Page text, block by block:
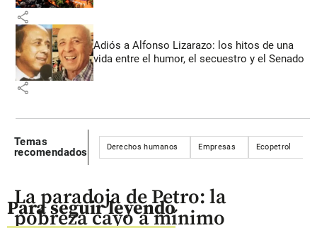
share
Adiós a Alfonso Lizarazo: los hitos de una
vida entre el humor, el secuestro y el Senado
share
Temas
recomendados
Derechos humanos Empresas Ecopetrol
Para seguir leyendo
La paradoja de Petro: la
pobreza cayó a mínimo